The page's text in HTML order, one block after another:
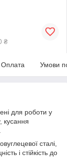
₴
Оплата Умови
для роботи у
кусання
сталі,
і стійкість до